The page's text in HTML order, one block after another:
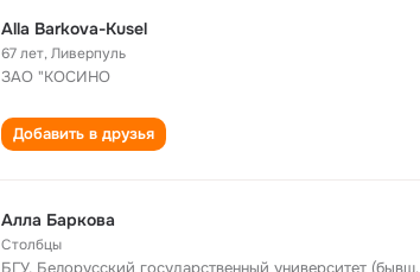
Alla Barkova-Kusel
67 лет,Ливерпуль
ЗАО "КОСИНО
Добавить в друзья
Алла Баркова
Столбцы
БГУ, Белорусский государственный университет (бывш.